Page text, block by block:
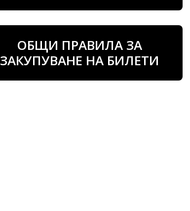
ОБЩИ ПРАВИЛА ЗА
ЗАКУПУВАНЕ НА БИЛЕТИ